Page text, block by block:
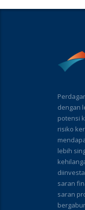
dengan
potensi
risiko
lebih
saran
saran